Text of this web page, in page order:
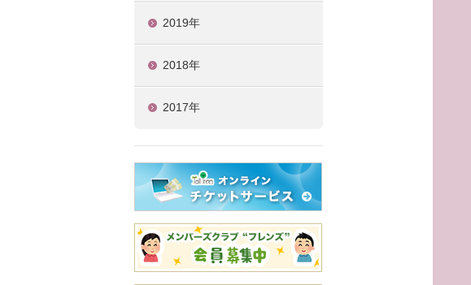
2019年
2018年
2017年